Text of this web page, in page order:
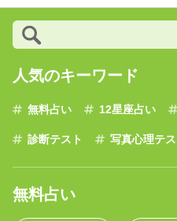
人気のキーワード
無料占い 12星座占い
診断テスト 写真心理テス
無料占い